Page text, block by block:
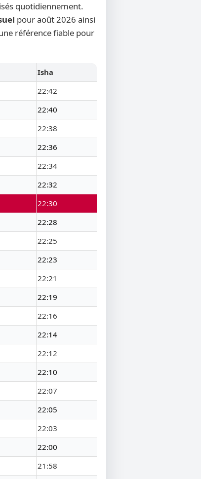
quotidiennement.
pour août 2026 ainsi
référence fiable pour
Isha
22:42
22:40
22:38
22:36
22:34
22:32
22:30
22:28
22:25
22:23
22:21
22:19
22:16
22:14
22:12
22:10
22:07
22:05
22:03
22:00
21:58